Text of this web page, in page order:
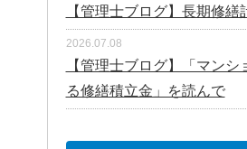
【管理士ブログ】長期修
2026.07.08
【管理士ブログ】「マン
る修繕積立金」を読んで